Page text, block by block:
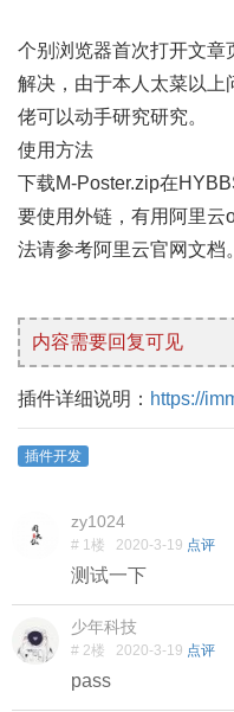
个别浏览器首次打开文章
解决，由于本人太菜以上
佬可以动手研究研究。
使用方法
下载M-Poster.zip在
要使用外链，有用阿里云
法请参考阿里云官网文档。
内容需要回复可见
插件详细说明： https://
插件开发
zy1024
# 1楼 2020-3-19 点评
测试一下
少年科技
# 2楼 2020-3-19 点评
pass